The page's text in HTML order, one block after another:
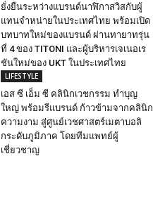
ยั่งยืนระหว่างแบรนด์นาฬิกาสวิสกับผู้
แทนจำหน่ายในประเทศไทย พร้อมเปิด
บทบาทใหม่ของแบรนด์ ผ่านทายาทรุ่น
ที่ 4 ของ TITONI และผู้บริหารเจเนอเร
ชันใหม่ของ UKT ในประเทศไทย
LIFESTYLE
เอส ซี เอ็ม ซี คลินิกเวชกรรม ทำบุญ
ใหญ่ พร้อมรีแบรนด์ ก้าวข้ามจากคลินิก
ความงาม สู่ศูนย์เวชศาสตร์เมตาบอลิ
กระดับภูมิภาค โดยทีมแพทย์ผู้
เชี่ยวชาญ